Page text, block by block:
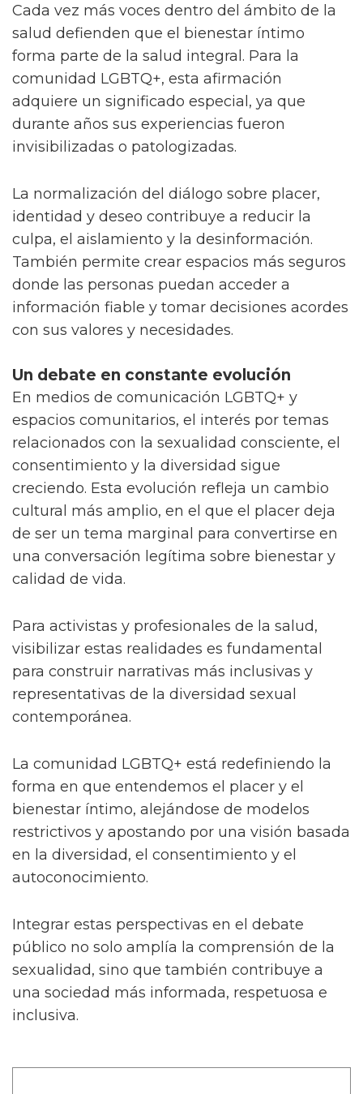
Cada vez más voces dentro del ámbito de la
salud defienden que el bienestar íntimo
forma parte de la salud integral. Para la
comunidad LGBTQ+, esta afirmación
adquiere un significado especial, ya que
durante años sus experiencias fueron
invisibilizadas o patologizadas.
La normalización del diálogo sobre placer,
identidad y deseo contribuye a reducir la
culpa, el aislamiento y la desinformación.
También permite crear espacios más seguros
donde las personas puedan acceder a
información fiable y tomar decisiones acordes
con sus valores y necesidades.
Un debate en constante evolución
En medios de comunicación LGBTQ+ y
espacios comunitarios, el interés por temas
relacionados con la sexualidad consciente, el
consentimiento y la diversidad sigue
creciendo. Esta evolución refleja un cambio
cultural más amplio, en el que el placer deja
de ser un tema marginal para convertirse en
una conversación legítima sobre bienestar y
calidad de vida.
Para activistas y profesionales de la salud,
visibilizar estas realidades es fundamental
para construir narrativas más inclusivas y
representativas de la diversidad sexual
contemporánea.
La comunidad LGBTQ+ está redefiniendo la
forma en que entendemos el placer y el
bienestar íntimo, alejándose de modelos
restrictivos y apostando por una visión basada
en la diversidad, el consentimiento y el
autoconocimiento.
Integrar estas perspectivas en el debate
público no solo amplía la comprensión de la
sexualidad, sino que también contribuye a
una sociedad más informada, respetuosa e
inclusiva.